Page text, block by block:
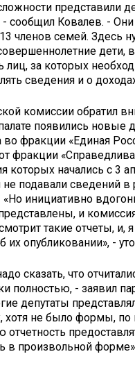
представили
- сообщил Ковалев. - Они
членов семей. Здесь
дети,
лиц, за которых
сведения и о
комиссии обратил
появились новые
во фракции «Единая
фракции
которых начались с 3
не подавали сведений
инициативно
и
такие отчеты, и,
их опубликовании», -
сказать, что
полностью, - заявил
депутаты
хотя не было формы, по
отчетность
в произвольной